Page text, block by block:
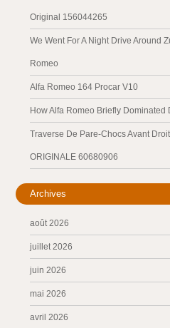
Original 156044265
We Went For A Night Drive Around
Romeo
Alfa Romeo 164 Procar V10
How Alfa Romeo Briefly Dominated
Traverse De Pare-Chocs Avant
ORIGINALE 60680906
Archives
août 2026
juillet 2026
juin 2026
mai 2026
avril 2026